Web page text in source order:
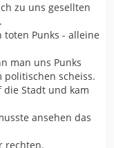
zu uns gesellten
Punks - alleine
man uns Punks
scheiss.
die Stadt und kam
ansehen das
rechten.